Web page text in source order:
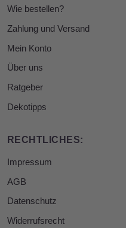
Wie bestellen?
Zahlung und Versand
Mein Konto
Über uns
Ratgeber
Dekotipps
RECHTLICHES:
Impressum
AGB
Datenschutz
Widerrufsrecht